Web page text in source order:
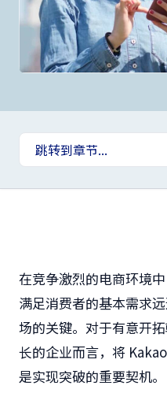
在竞争激烈的电商环境
满足消费者的基本需求
场的关键。 对于有意开拓
长的企业而言，将
是实现突破的重要契机。